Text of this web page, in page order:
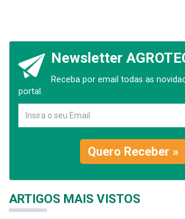
Newsletter
Receba por email todas as
portal.
Quero Receber »
ARTIGOS MAIS VISTOS